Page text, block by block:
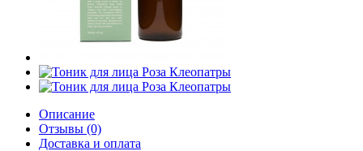
Описание
Отзывы (0)
Доставка и оплата